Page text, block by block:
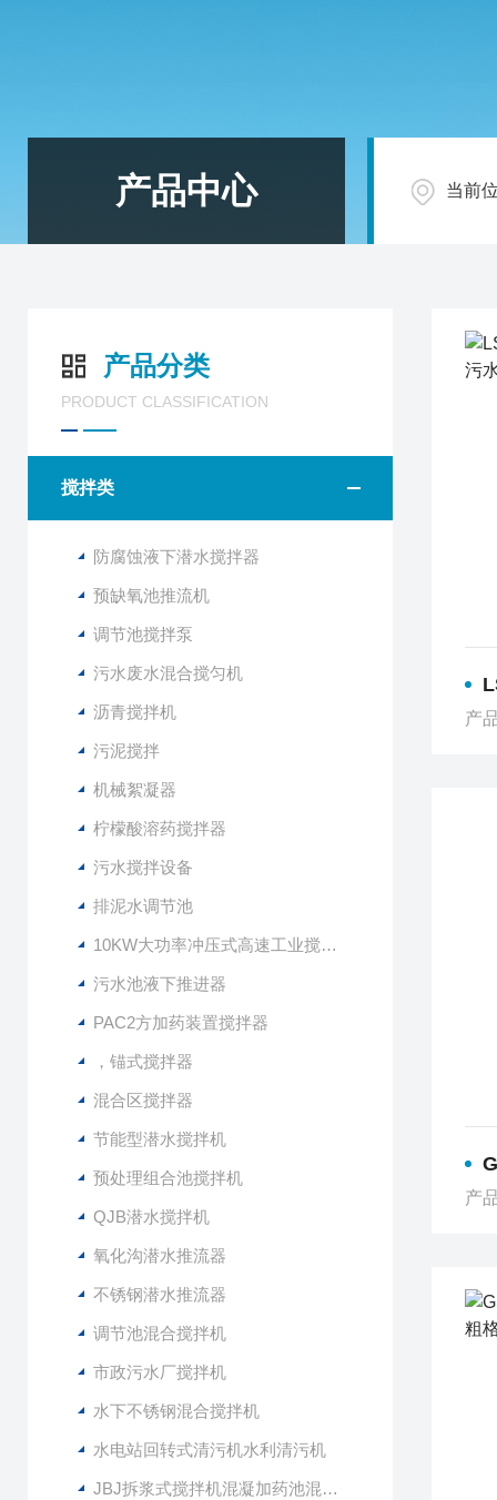
产品中心 当前
产品分类
PRODUCT CLASSIFICATION
搅拌类
防腐蚀液下潜水搅拌器
预缺氧池推流机
调节池搅拌泵
污水废水混合搅匀机
沥青搅拌机
污泥搅拌
机械絮凝器
柠檬酸溶药搅拌器
污水搅拌设备
排泥水调节池
10KW大功率冲压式高速工业搅拌设备
污水池液下推进器
PAC2方加药装置搅拌器
，锚式搅拌器
混合区搅拌器
节能型潜水搅拌机
预处理组合池搅拌机
QJB潜水搅拌机
氧化沟潜水推流器
不锈钢潜水推流器
调节池混合搅拌机
市政污水厂搅拌机
水下不锈钢混合搅拌机
水电站回转式清污机水利清污机
JBJ拆浆式搅拌机混凝加药池混合型搅拌器
产
产